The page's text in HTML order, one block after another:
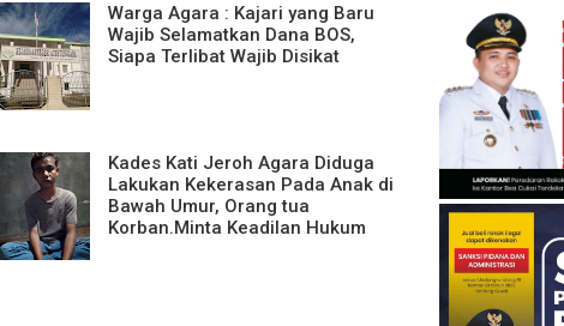
Warga Agara : Kajari yang Baru
Wajib Selamatkan Dana BOS,
Siapa Terlibat Wajib Disikat
Kades Kati Jeroh Agara Diduga
Lakukan Kekerasan Pada Anak di
Bawah Umur, Orang tua
Korban.Minta Keadilan Hukum